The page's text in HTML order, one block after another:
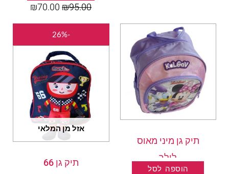
₪95.00
₪70.00
תיק גן מיני מאוס
לילך
הוספה לסל
-26%
אזל מן המלאי
תיק גן 66
המחיר
המקורי
היה:
₪95.00.